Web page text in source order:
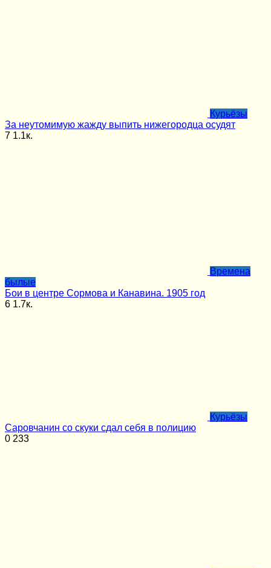
Курьёзы
За неутомимую жажду выпить нижегородца осудят
7 1.1к.
Времена
былые
Бои в центре Сормова и Канавина. 1905 год
6 1.7к.
Курьёзы
Саровчанин со скуки сдал себя в полицию
0 233